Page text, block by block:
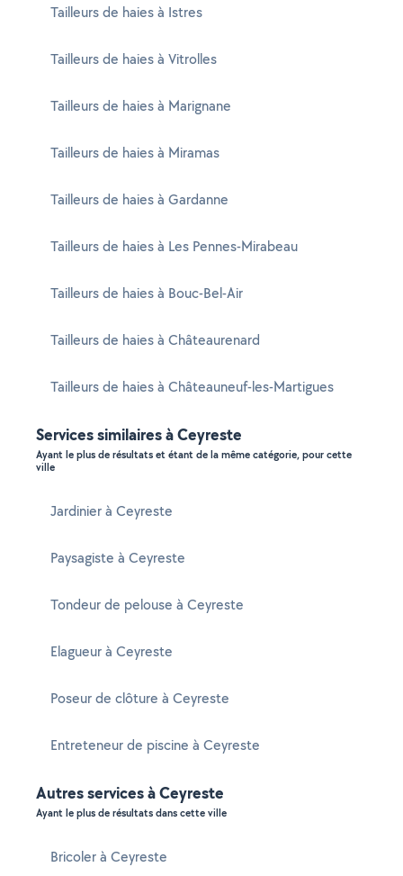
Tailleurs de haies à Istres
Tailleurs de haies à Vitrolles
Tailleurs de haies à Marignane
Tailleurs de haies à Miramas
Tailleurs de haies à Gardanne
Tailleurs de haies à Les Pennes-Mirabeau
Tailleurs de haies à Bouc-Bel-Air
Tailleurs de haies à Châteaurenard
Tailleurs de haies à Châteauneuf-les-Martigues
Services similaires à Ceyreste
Ayant le plus de résultats et étant de la même catégorie, pour cette
ville
Jardinier à Ceyreste
Paysagiste à Ceyreste
Tondeur de pelouse à Ceyreste
Elagueur à Ceyreste
Poseur de clôture à Ceyreste
Entreteneur de piscine à Ceyreste
Autres services à Ceyreste
Ayant le plus de résultats dans cette ville
Bricoler à Ceyreste